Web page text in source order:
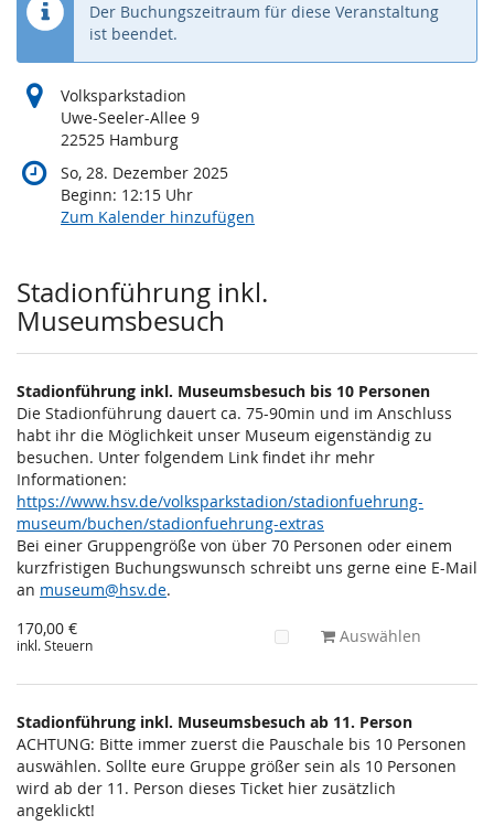
Der Buchungszeitraum für diese Veranstaltung
ist beendet.
Volksparkstadion
Uwe-Seeler-Allee 9
22525 Hamburg
So, 28. Dezember 2025
Beginn: 12:15 Uhr
Zum Kalender hinzufügen
Produkte
Stadionführung inkl.
Museumsbesuch
Stadionführung inkl. Museumsbesuch bis 10 Personen
Die Stadionführung dauert ca. 75-90min und im Anschluss
habt ihr die Möglichkeit unser Museum eigenständig zu
besuchen. Unter folgendem Link findet ihr mehr
Informationen:
https://www.hsv.de/volksparkstadion/stadionfuehrung-
museum/buchen/stadionfuehrung-extras
Bei einer Gruppengröße von über 70 Personen oder einem
kurzfristigen Buchungswunsch schreibt uns gerne eine E-Mail
an museum@hsv.de.
170,00 €
inkl. Steuern Auswählen
Stadionführung inkl. Museumsbesuch ab 11. Person
ACHTUNG: Bitte immer zuerst die Pauschale bis 10 Personen
auswählen. Sollte eure Gruppe größer sein als 10 Personen
wird ab der 11. Person dieses Ticket hier zusätzlich
angeklickt!